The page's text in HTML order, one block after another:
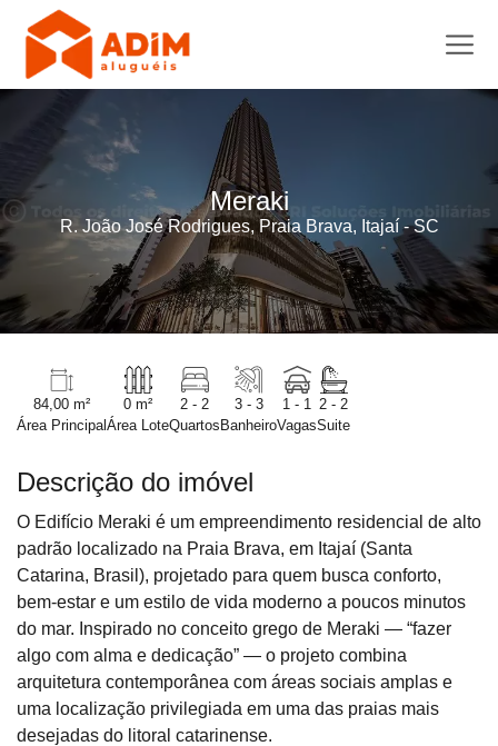
Meraki
R. João José Rodrigues, Praia Brava, Itajaí - SC
84,00 m²
Área Principal
0 m²
Área Lote
2 - 2
Quartos
3 - 3
Banheiro
1 - 1
Vagas
2 - 2
Suite
Descrição do imóvel
O Edifício Meraki é um empreendimento residencial de alto
padrão localizado na Praia Brava, em Itajaí (Santa
Catarina, Brasil), projetado para quem busca conforto,
bem-estar e um estilo de vida moderno a poucos minutos
do mar. Inspirado no conceito grego de Meraki — “fazer
algo com alma e dedicação” — o projeto combina
arquitetura contemporânea com áreas sociais amplas e
uma localização privilegiada em uma das praias mais
desejadas do litoral catarinense.